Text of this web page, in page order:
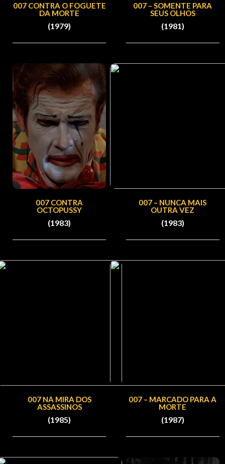
007 CONTRA O FOGUETE
DA MORTE
(1979)
007 – SOMENTE PARA
SEUS OLHOS
(1981)
007 CONTRA
OCTOPUSSY
(1983)
007 – NUNCA MAIS
OUTRA VEZ
(1983)
007 NA MIRA DOS
ASSASSINOS
(1985)
007 – MARCADO PARA A
MORTE
(1987)